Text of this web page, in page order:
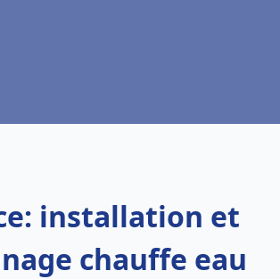
installation et
chauffe eau